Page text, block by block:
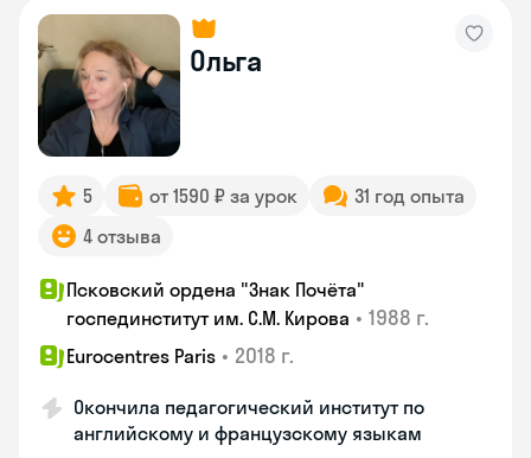
Ольга
5 от 1590 ₽ за урок
31 год опыта
4 отзыва
Псковский ордена "Знак Почёта"
госпединститут им. С.М. Кирова • 1988 г.
Eurocentres Paris • 2018 г.
Окончила педагогический институт по
английскому и французскому языкам